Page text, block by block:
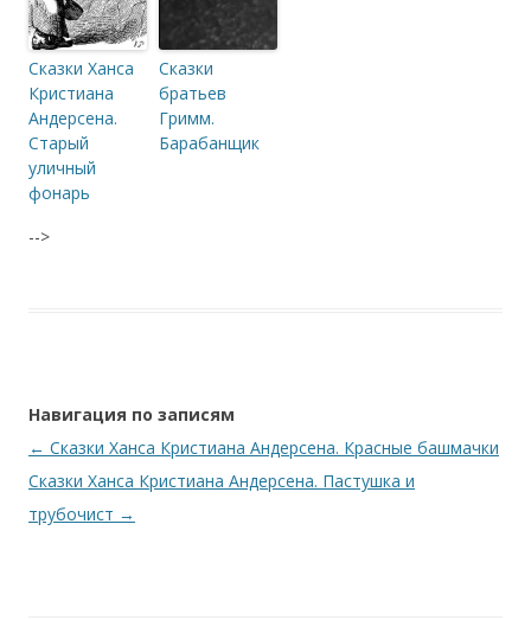
Сказки Ханса
Кристиана
Андерсена.
Старый
уличный
фонарь
Сказки
братьев
Гримм.
Барабанщик
-->
Навигация по записям
← Сказки Ханса Кристиана Андерсена. Красные башмачки
Сказки Ханса Кристиана Андерсена. Пастушка и
трубочист →